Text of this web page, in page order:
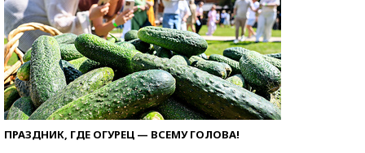
ПРАЗДНИК, ГДЕ ОГУРЕЦ — ВСЕМУ ГОЛОВА!